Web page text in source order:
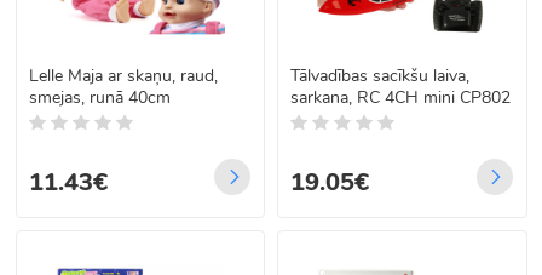
Lelle Maja ar skaņu, raud,
smejas, runā 40cm
11.43€
Tālvadības sacīkšu laiva,
sarkana, RC 4CH mini CP802
19.05€